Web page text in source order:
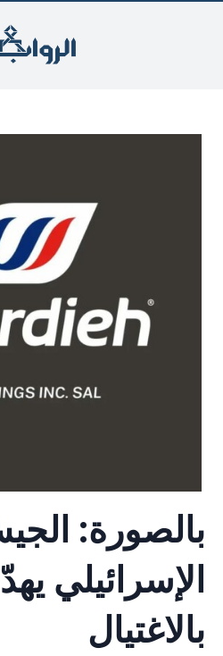
بالصورة:
الإسرائيلي
بالاغتيال